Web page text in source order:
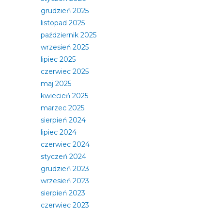
grudzień 2025
listopad 2025
październik 2025
wrzesień 2025
lipiec 2025
czerwiec 2025
maj 2025
kwiecień 2025
marzec 2025
sierpień 2024
lipiec 2024
czerwiec 2024
styczeń 2024
grudzień 2023
wrzesień 2023
sierpień 2023
czerwiec 2023